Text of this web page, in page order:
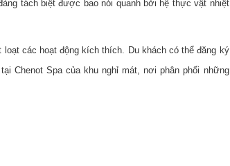
tách biệt được bao nói quanh bởi hệ thực vật nhiệt
các hoạt động kích thích. Du khách có thể đăng ký
Chenot Spa của khu nghỉ mát, nơi phân phối những